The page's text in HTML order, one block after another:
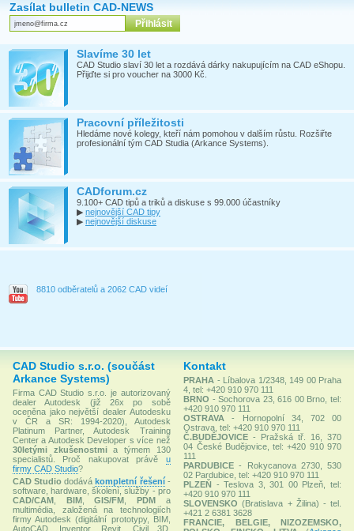
Zasílat bulletin CAD-NEWS
Slavíme 30 let
CAD Studio slaví 30 let a rozdává dárky nakupujícím na CAD eShopu.
Přijďte si pro voucher na 3000 Kč.
Pracovní příležitosti
Hledáme nové kolegy, kteří nám pomohou v dalším růstu. Rozšiřte
profesionální tým CAD Studia (Arkance Systems).
CADforum.cz
9.100+ CAD tipů a triků a diskuse s 99.000 účastníky
▶ nejnovější CAD tipy
▶ nejnovější diskuse
8810 odběratelů a 2062 CAD videí
CAD Studio s.r.o. (součást
Arkance Systems)
Firma CAD Studio s.r.o. je autorizovaný
dealer Autodesk (již 26x po sobě
oceněna jako největší dealer Autodesku
v ČR a SR: 1994-2020), Autodesk
Platinum Partner, Autodesk Training
Center a Autodesk Developer s více než
30letými zkušenostmia týmem 130
specialistů. Proč nakupovat právě u
firmy CAD Studio?
CAD Studio dodávákompletní řešení-
software, hardware, školení, služby - pro
CAD/CAM
BIM,GIS/FM ,PDM a
multimédia, založená na technologiích
firmy Autodesk (digitální prototypy, BIM,
AutoCAD, Inventor, Revit, Civil 3D,
Kontakt
PRAHA - Líbalova 1/2348, 149 00 Praha
4, tel: +420 910 970 111
BRNO - Sochorova 23, 616 00 Brno, tel:
+420 910 970 111
OSTRAVA
- Hornopolní 34, 702 00
Ostrava, tel: +420 910 970 111
Č.BUDĚJOVICE - Pražská tř. 16, 370
04 České Budějovice, tel: +420 910 970
111
PARDUBICE - Rokycanova 2730, 530
02 Pardubice, tel: +420 910 970 111
PLZEŇ - Teslova 3, 301 00 Plzeň, tel:
+420 910 970 111
SLOVENSKO (Bratislava + Žilina) - tel.
+421 2 6381 3628
FRANCIE, BELGIE, NIZOZEMSKO,